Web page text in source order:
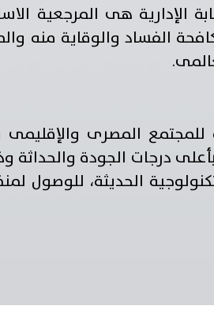
الإدارية هى المرجعية
الفساد والوقاية منه
للمجتمع المصرى
درجات الجودة والحداثة
الحديثة، للوصول